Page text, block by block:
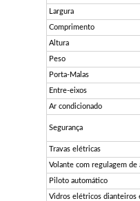
Largura
Comprimento
Altura
Peso
Porta-Malas
Entre-eixos
Ar condicionado
Segurança
Travas elétricas
Volante com regulagem de
Piloto automático
Vidros elétricos dianteiros